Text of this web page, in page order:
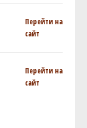
Перейти на
сайт
Перейти на
сайт